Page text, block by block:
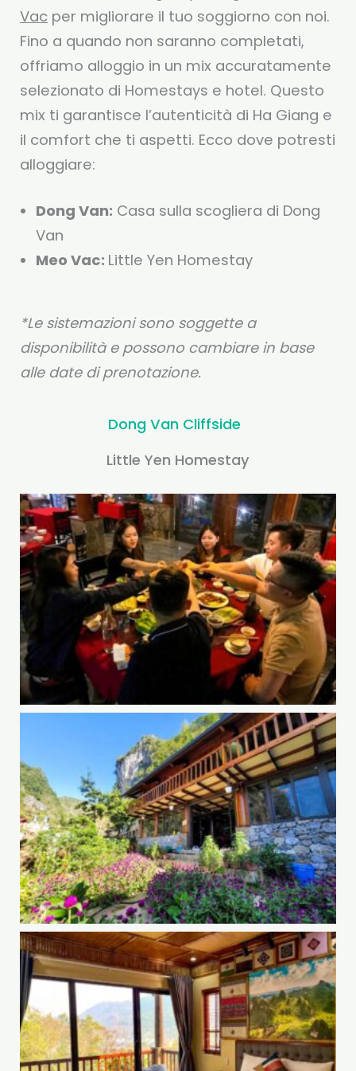
Vac per migliorare il tuo soggiorno con noi.
Fino a quando non saranno completati,
offriamo alloggio in un mix accuratamente
selezionato di Homestays e hotel. Questo
mix ti garantisce l’autenticità di Ha Giang e
il comfort che ti aspetti. Ecco dove potresti
alloggiare:
Dong Van: Casa sulla scogliera di Dong
Van
Meo Vac: Little Yen Homestay
*Le sistemazioni sono soggette a
disponibilità e possono cambiare in base
alle date di prenotazione.
Dong Van Cliffside
Little Yen Homestay